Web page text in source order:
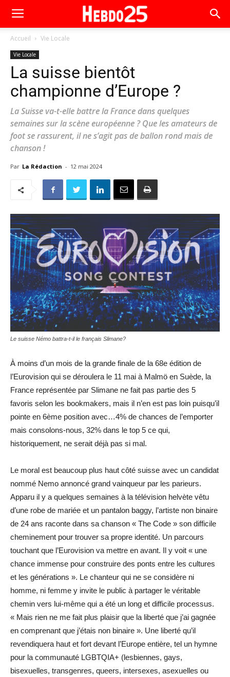
Accueil Vie Locale
Vie Locale
La suisse bientôt
championne d’Europe ?
La Suisse va-t-elle battre la France dans quelques
semaines sur la scène européenne ? Que les amateurs de
foot se rassurent, il ne s’agit pas de ballon rond mais de
chanson !
Par La Rédaction - 12 mai 2024
Le suisse Némo battra-t-il le français Slimane?
À moins d’un mois de la grande finale de la 68e édition de
l’Eurovision qui se déroulera le 11 mai à Malmö en Suède, la
France représentée par Slimane ne fait pas partie des 5
favoris selon les bookmakers, mais il n’en est pas loin puisqu’il
pointe en 6ème position avec…4% de chances de l’emporter
mais consolons-nous, 32% dans le top 5 ce qui,
historiquement, ne serait déjà pas si mal.
Le moral est beaucoup plus haut côté suisse avec un candidat
nommé Nemo annoncé grand vainqueur par les parieurs.
Apparu il y a quelques semaines à la télévision helvète vêtu
d’une robe de mariée et un pantalon baggy, l’artiste non binaire
de 24 ans raconte dans sa chanson « The Code » son difficile
cheminement pour trouver sa propre identité. Un parcours
touchant que l’Eurovision va mettre en avant. Il y voit « une
chance immense pour construire des ponts entre les cultures
et les générations ». Le chanteur qui ne se considère ni
homme, ni femme y invite le public à partager le véritable
chemin vers lui-même qui a été un long et difficile processus.
« Mais rien ne me fait plus plaisir que la liberté que j’ai gagnée
en comprenant que j’étais non binaire ». Une liberté qu’il
revendiquera haut et fort devant l’Europe entière, tel un hymne
pour la communauté LGBTQIA+ (lesbiennes, gays,
bisexuelles, transgenres, queers, intersexes, asexuelles ou